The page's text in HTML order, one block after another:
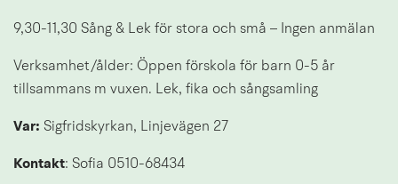
9,30-11,30 Sång & Lek för stora och små – Ingen anmälan
Verksamhet/ålder: Öppen förskola för barn 0-5 år
tillsammans m vuxen. Lek, fika och sångsamling
Var: Sigfridskyrkan, Linjevägen 27
Kontakt: Sofia 0510-68434